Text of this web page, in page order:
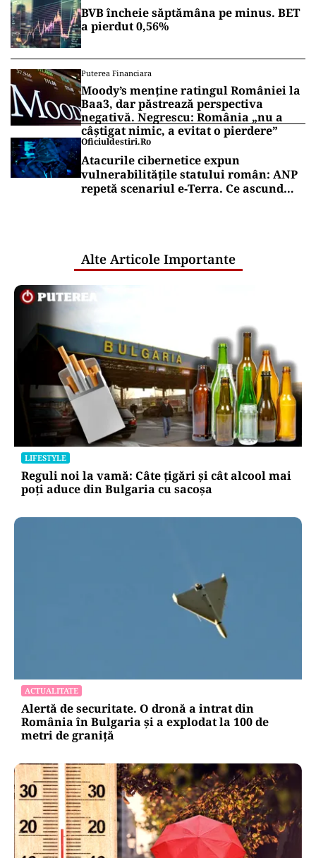
BVB încheie săptămâna pe minus. BET
a pierdut 0,56%
Puterea Financiara
Moody’s menține ratingul României la
Baa3, dar păstrează perspectiva
negativă. Negrescu: România „nu a
câștigat nimic, a evitat o pierdere”
Oficiuldestiri.ro
Atacurile cibernetice expun
vulnerabilitățile statului român: ANP
repetă scenariul e‑Terra. Ce ascund
Alte Articole Importante
LIFESTYLE
Reguli noi la vamă: Câte țigări și cât alcool mai
poți aduce din Bulgaria cu sacoșa
ACTUALITATE
Alertă de securitate. O dronă a intrat din
România în Bulgaria şi a explodat la 100 de
metri de graniţă